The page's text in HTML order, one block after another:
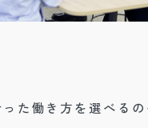
た働き方を選べるの